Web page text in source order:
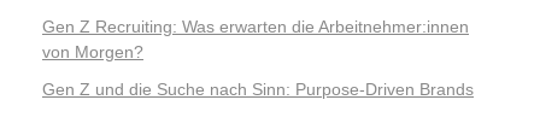
Gen Z Recruiting: Was erwarten die Arbeitnehmer:innen
von Morgen?
Gen Z und die Suche nach Sinn: Purpose-Driven Brands